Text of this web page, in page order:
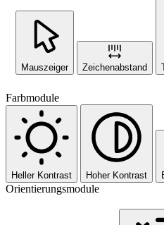
Mauszeiger Zeichenabstand
Farbmodule
Heller Kontrast Hoher Kontrast
Orientierungsmodule